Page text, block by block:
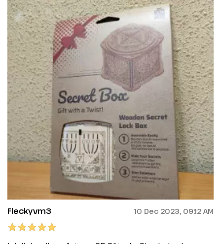
Fleckyvm3 10 Dec 2023, 09:12 AM